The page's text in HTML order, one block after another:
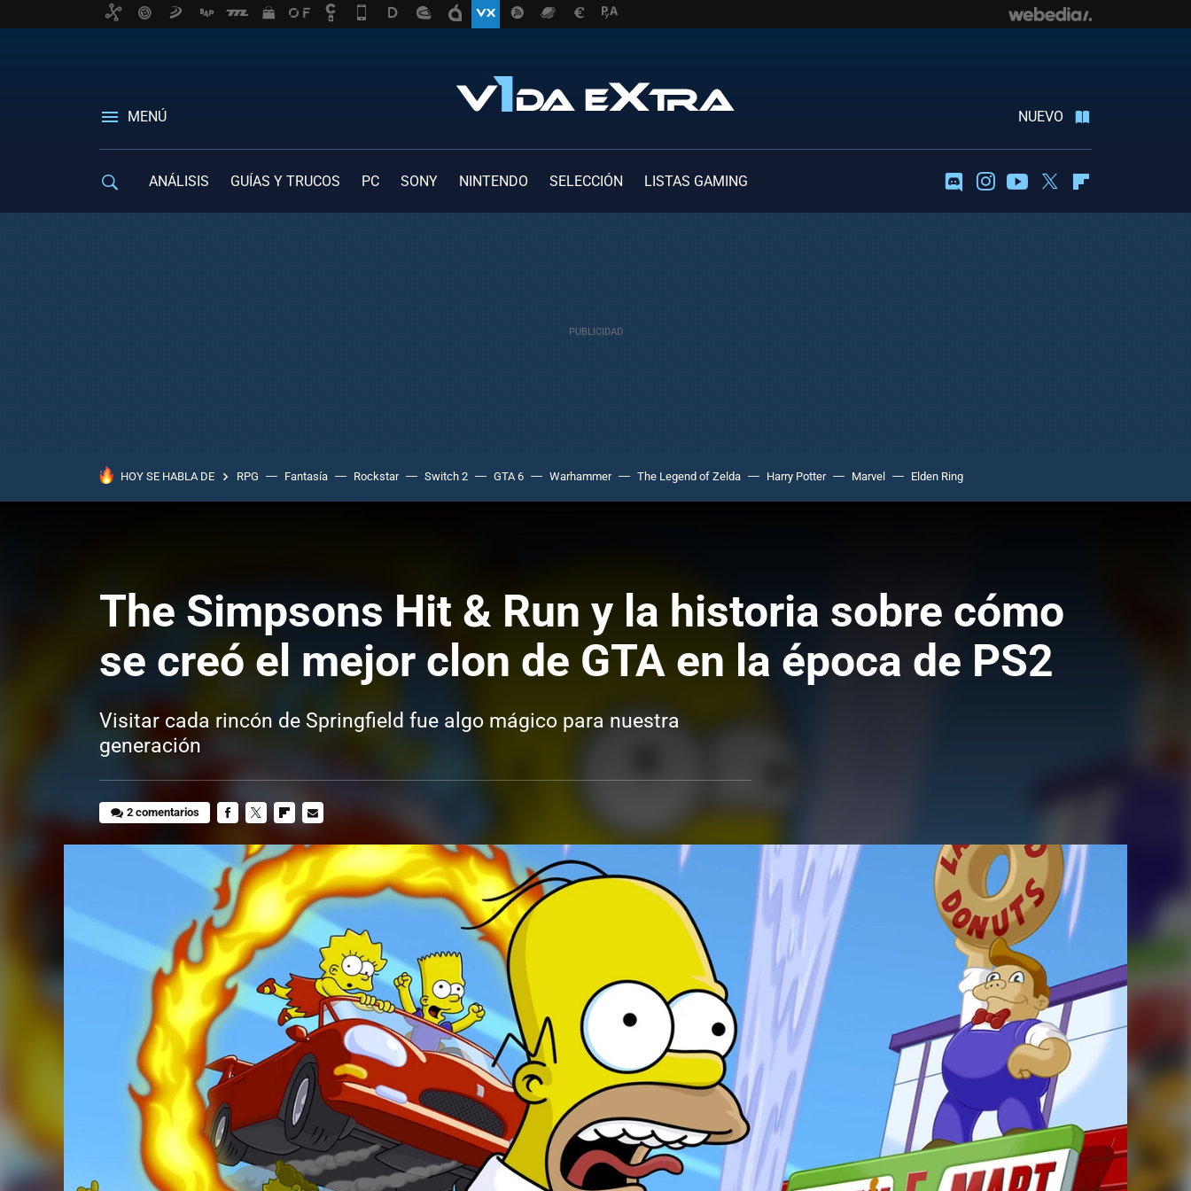
MENÚ NUEVO
ANÁLISIS GUÍAS Y TRUCOS PC SONY NINTENDO SELECCIÓN LISTAS GAMING DiscordInstagramYoutubeTwitter
HOY SE HABLA DE RPG Fantasía Rockstar Switch 2 GTA 6 Warhammer The Legend of Zelda Harry Potter Marvel Elden Ring
The Simpsons Hit & Run y la historia sobre cómo
se creó el mejor clon de GTA en la época de PS2
Visitar cada rincón de Springfield fue algo mágico para nuestra
generación
2 comentarios
MAIL